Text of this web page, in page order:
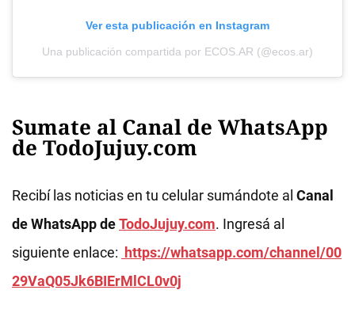
Ver esta publicación en Instagram
Una publicación compartida por ECOS.AR (@ecos.ar)
Sumate al Canal de WhatsApp
de TodoJujuy.com
Recibí las noticias en tu celular sumándote al Canal
de WhatsApp deTodoJujuy.com. Ingresá al
siguiente enlace: https://whatsapp.com/channel/00
29VaQ05Jk6BIErMlCL0v0j